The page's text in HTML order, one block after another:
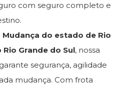
com seguro completo e
Mudança do estado de Rio
Rio Grande do Sul, nossa
segurança, agilidade
mudança. Com frota